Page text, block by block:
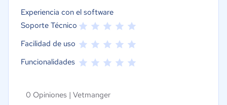
Experiencia con el software
Soporte Técnico
Facilidad de uso
Funcionalidades
0 Opiniones | Vetmanger